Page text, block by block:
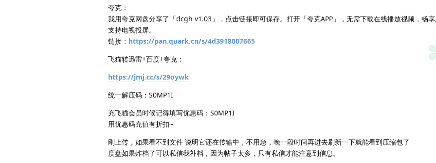
夸克：
我用夸克网盘分享了「dcgh v1.03」，点击链接即可保存。打开「夸克APP」，无需下载在线播放视频，畅
支持电视投屏。
链接： https://pan.quark.cn/s/4d3918007665
飞猫转迅雷+百度+夸克：
https://jmj.cc/s/29oywk
统一解压码：S0MP1I
充飞猫会员时候记得填写优惠码：S0MP1I
用优惠码充值有折扣~
刚上传，如果看不到文件 说明它还在传输中，不用急，晚一段时间再进去刷新一下就能看到压缩包了
度盘如果炸档了可以私信我补档，因为帖子太多，只有私信才能注意到信息。